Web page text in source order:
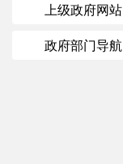
上级政府网站
政府部门导航